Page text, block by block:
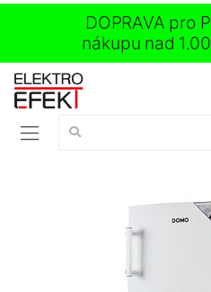
DOPRAVA pro
nákupu nad
Vyhledávání: